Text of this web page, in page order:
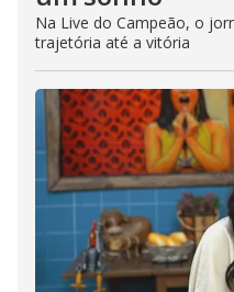
Na Live do Campeão, o
trajetória até a vitória